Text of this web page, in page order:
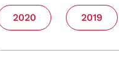
2020 2019